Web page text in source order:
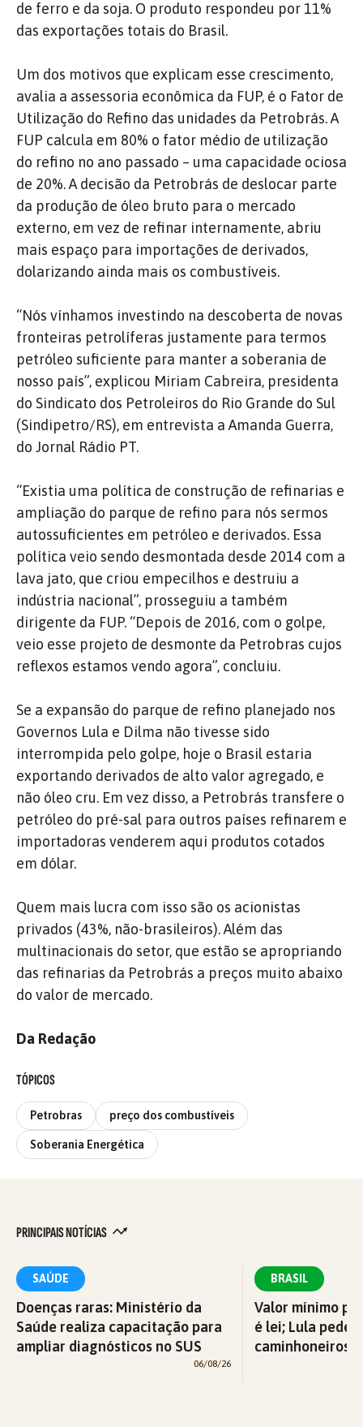
de ferro e da soja. O produto respondeu por 11%
das exportações totais do Brasil.
Um dos motivos que explicam esse crescimento,
avalia a assessoria econômica da FUP, é o Fator de
Utilização do Refino das unidades da Petrobrás. A
FUP calcula em 80% o fator médio de utilização
do refino no ano passado – uma capacidade ociosa
de 20%. A decisão da Petrobrás de deslocar parte
da produção de óleo bruto para o mercado
externo, em vez de refinar internamente, abriu
mais espaço para importações de derivados,
dolarizando ainda mais os combustíveis.
“Nós vínhamos investindo na descoberta de novas
fronteiras petrolíferas justamente para termos
petróleo suficiente para manter a soberania de
nosso país”, explicou Miriam Cabreira, presidenta
do Sindicato dos Petroleiros do Rio Grande do Sul
(Sindipetro/RS), em entrevista a Amanda Guerra,
do Jornal Rádio PT.
“Existia uma política de construção de refinarias e
ampliação do parque de refino para nós sermos
autossuficientes em petróleo e derivados. Essa
política veio sendo desmontada desde 2014 com a
lava jato, que criou empecilhos e destruiu a
indústria nacional”, prosseguiu a também
dirigente da FUP. “Depois de 2016, com o golpe,
veio esse projeto de desmonte da Petrobras cujos
reflexos estamos vendo agora”, concluiu.
Se a expansão do parque de refino planejado nos
Governos Lula e Dilma não tivesse sido
interrompida pelo golpe, hoje o Brasil estaria
exportando derivados de alto valor agregado, e
não óleo cru. Em vez disso, a Petrobrás transfere o
petróleo do pré-sal para outros países refinarem e
importadoras venderem aqui produtos cotados
em dólar.
Quem mais lucra com isso são os acionistas
privados (43%, não-brasileiros). Além das
multinacionais do setor, que estão se apropriando
das refinarias da Petrobrás a preços muito abaixo
do valor de mercado.
Da Redação
TÓPICOS
Petrobras preço dos combustíveis
Soberania Energética
PRINCIPAIS NOTÍCIAS
SAÚDE
Doenças raras: Ministério da
Saúde realiza capacitação para
ampliar diagnósticos no SUS
06/08/26
BRASIL
Valor mínimo
é lei; Lula pede
caminhoneiros